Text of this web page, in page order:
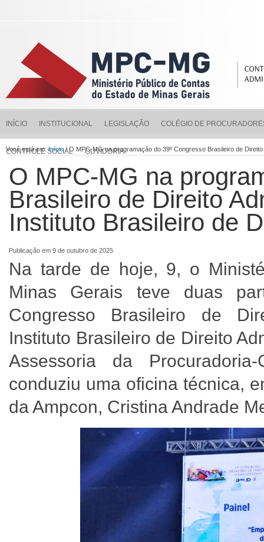
INÍCIO INSTITUCIONAL LEGISLAÇÃO COLÉGIO DE
CONTROLE SOCIAL OUVIDORIA
Você está em:Início/ O MPC-MG na programação do 39º Congresso Brasileiro de
O MPC-MG na
Brasileiro de Direito
Instituto Brasileiro de
Publicação em 9 de outubro de 2025
Na tarde de hoje, 9, o
Minas Gerais teve duas
Congresso Brasileiro de
Instituto Brasileiro de Direito
Assessoria da
conduziu uma oficina técnica,
da Ampcon, Cristina Andrade